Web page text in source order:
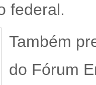
federal.
Também
do Fórum